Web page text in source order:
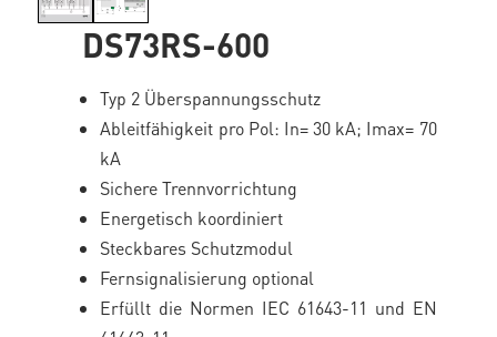
DS73RS-600
Typ 2 Überspannungsschutz
Ableitfähigkeit pro Pol: In= 30 kA; Imax= 70
kA
Sichere Trennvorrichtung
Energetisch koordiniert
Steckbares Schutzmodul
Fernsignalisierung optional
Erfüllt die Normen IEC 61643-11 und EN